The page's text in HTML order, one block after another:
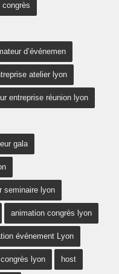
congrès
d’événemen
atelier lyon
entreprise réunion lyon
gala
seminaire lyon
animation congrès lyon
événement Lyon
congrès lyon host